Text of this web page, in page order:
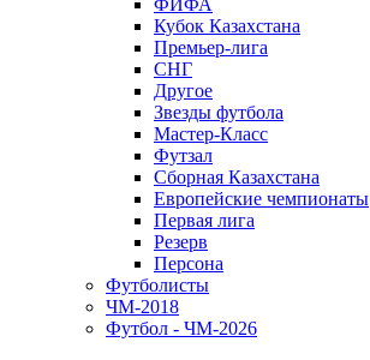
ФИФА
Кубок Казахстана
Премьер-лига
СНГ
Другое
Звезды футбола
Мастер-Класс
Футзал
Сборная Казахстана
Европейские чемпионаты
Первая лига
Резерв
Персона
Футболисты
ЧМ-2018
Футбол - ЧМ-2026